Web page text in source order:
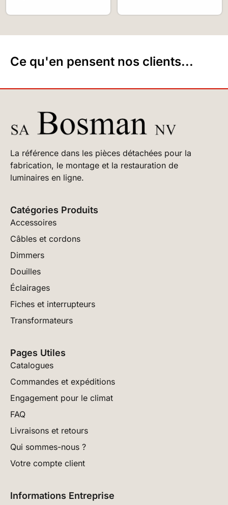
Ce qu'en pensent nos clients...
La référence dans les pièces détachées pour la
fabrication, le montage et la restauration de
luminaires en ligne.
Catégories Produits
Accessoires
Câbles et cordons
Dimmers
Douilles
Éclairages
Fiches et interrupteurs
Transformateurs
Pages Utiles
Catalogues
Commandes et expéditions
Engagement pour le climat
FAQ
Livraisons et retours
Qui sommes-nous ?
Votre compte client
Informations Entreprise